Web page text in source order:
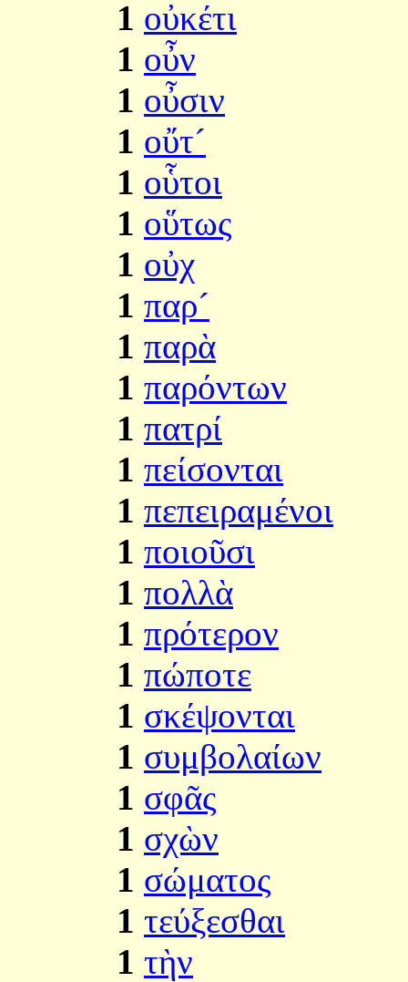
1 οὐκέτι
1 οὖν
1 οὖσιν
1 οὔτ´
1 οὗτοι
1 οὕτως
1 οὐχ
1 παρ´
1 παρὰ
1 παρόντων
1 πατρί
1 πείσονται
1 πεπειραμένοι
1 ποιοῦσι
1 πολλὰ
1 πρότερον
1 πώποτε
1 σκέψονται
1 συμβολαίων
1 σφᾶς
1 σχὼν
1 σώματος
1 τεύξεσθαι
1 τὴν